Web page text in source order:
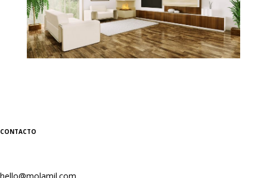
CONTACTO
hello@molamil.com